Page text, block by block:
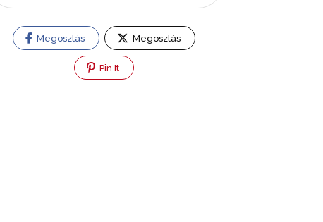
Megosztás Megosztás
Pin It